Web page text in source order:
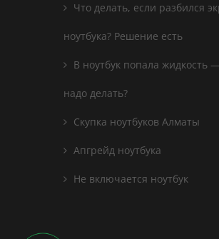
Что делать, если разбился
ноутбука? Решение есть
В ноутбук попала жидкость
надо делать?
Скупка ноутбуков Алматы
Апгрейд ноутбука
Не включается ноутбук